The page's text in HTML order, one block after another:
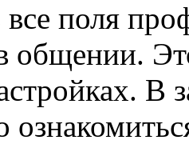
все поля
общении.
В